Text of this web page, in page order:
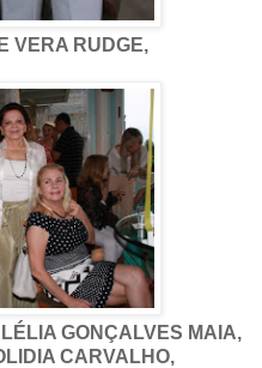
VERA RUDGE,
GONÇALVES MAIA,
CARVALHO,